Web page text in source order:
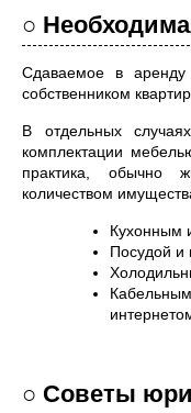
○
Сдаваемое в аренду
собственником
В отдельных
комплектации
практика, обычно
количеством
Кухонным
Посудой и
○ Советы